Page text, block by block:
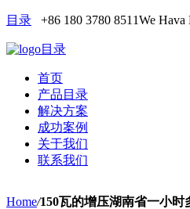
目录 +86 180 3780 8511We Hava
目录
首页
产品目录
解决方案
成功案例
关于我们
联系我们
Home/150瓦的增压湖南省一小时